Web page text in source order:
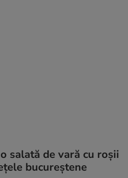
salată de vară cu roșii
bucureștene